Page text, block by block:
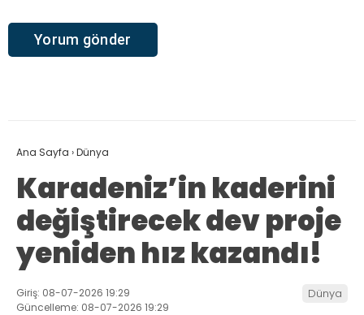
Ana Sayfa ›Dünya
Karadeniz’in kaderini
değiştirecek dev proje
yeniden hız kazandı!
Giriş: 08-07-2026 19:29
Güncelleme: 08-07-2026 19:29
Dünya